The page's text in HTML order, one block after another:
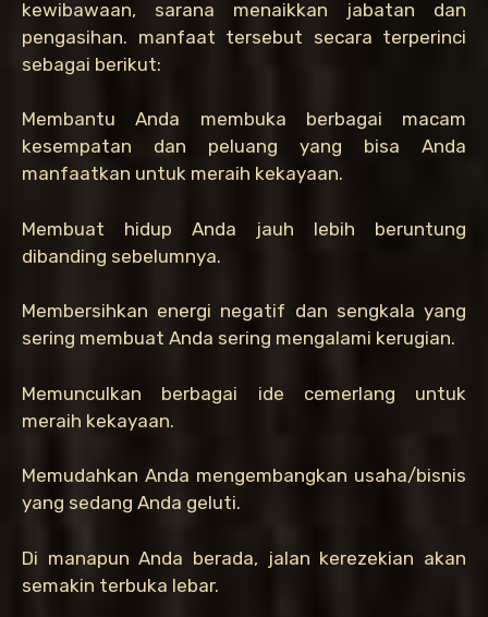
kewibawaan, sarana menaikkan jabatan dan
pengasihan. manfaat tersebut secara terperinci
sebagai berikut:
Membantu Anda membuka berbagai macam
kesempatan dan peluang yang bisa Anda
manfaatkan untuk meraih kekayaan.
Membuat hidup Anda jauh lebih beruntung
dibanding sebelumnya.
Membersihkan energi negatif dan sengkala yang
sering membuat Anda sering mengalami kerugian.
Memunculkan berbagai ide cemerlang untuk
meraih kekayaan.
Memudahkan Anda mengembangkan usaha/bisnis
yang sedang Anda geluti.
Di manapun Anda berada, jalan kerezekian akan
semakin terbuka lebar.